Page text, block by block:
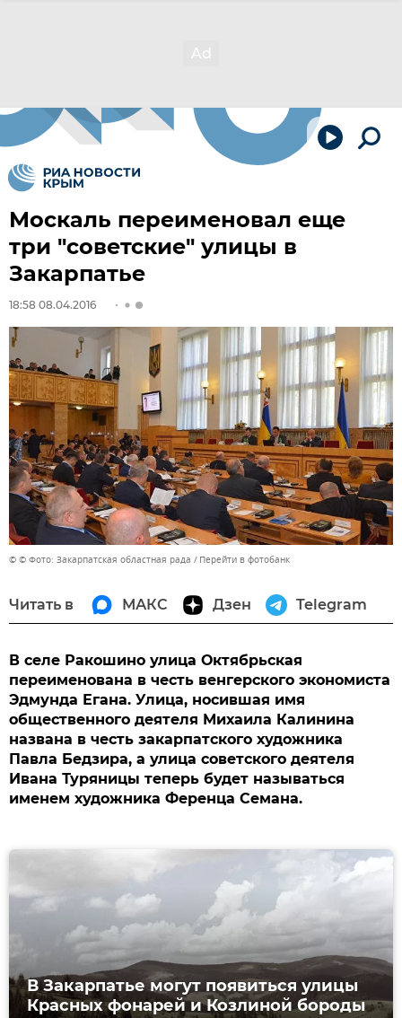
Москаль переименовал еще
три "советские" улицы в
Закарпатье
18:58 08.04.2016
© © Фото: Закарпатская областная рада Перейти в фотобанк
Читать в МАКС Дзен Telegram
В селе Ракошино улица Октябрьская
переименована в честь венгерского экономиста
Эдмунда Егана. Улица, носившая имя
общественного деятеля Михаила Калинина
названа в честь закарпатского художника
Павла Бедзира, а улица советского деятеля
Ивана Туряницы теперь будет называться
именем художника Ференца Семана.
В Закарпатье могут появиться улицы
Красных фонарей и Козлиной бороды